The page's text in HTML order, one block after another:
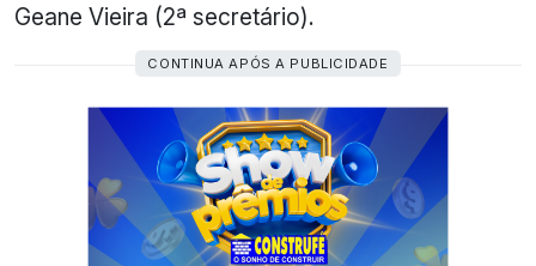
Geane Vieira (2ª secretário).
CONTINUA APÓS A PUBLICIDADE